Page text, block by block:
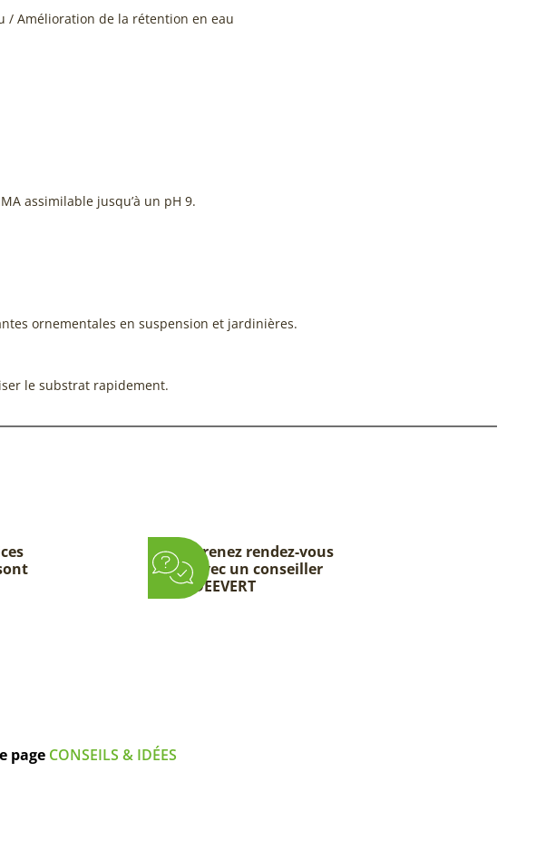
/ Amélioration de la rétention en eau
assimilable jusqu’à un pH 9.
ornementales en suspension et jardinières.
le substrat rapidement.
Prenez rendez-vous
avec un conseiller
DEEVERT
page CONSEILS & IDÉES